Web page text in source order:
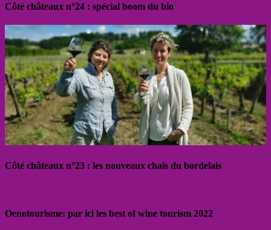
Côté châteaux n°24 : spécial boom du bio
Côté châteaux n°23 : les nouveaux chais du bordelais
Oenotourisme: par ici les best of wine tourism 2022